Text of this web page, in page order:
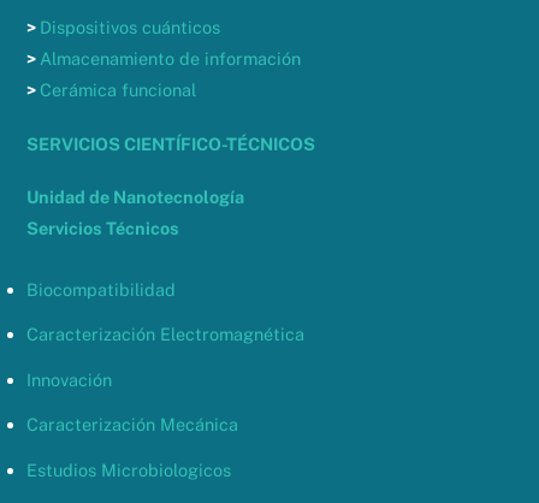
> Dispositivos cuánticos
> Almacenamiento de información
> Cerámica funcional
SERVICIOS CIENTÍFICO-TÉCNICOS
Unidad de Nanotecnología
Servicios Técnicos
Biocompatibilidad
Caracterización Electromagnética
Innovación
Caracterización Mecánica
Estudios Microbiologicos